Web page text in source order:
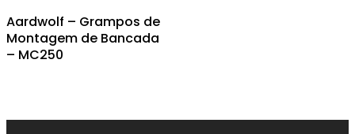
Aardwolf – Grampos de
Montagem de Bancada
– MC250